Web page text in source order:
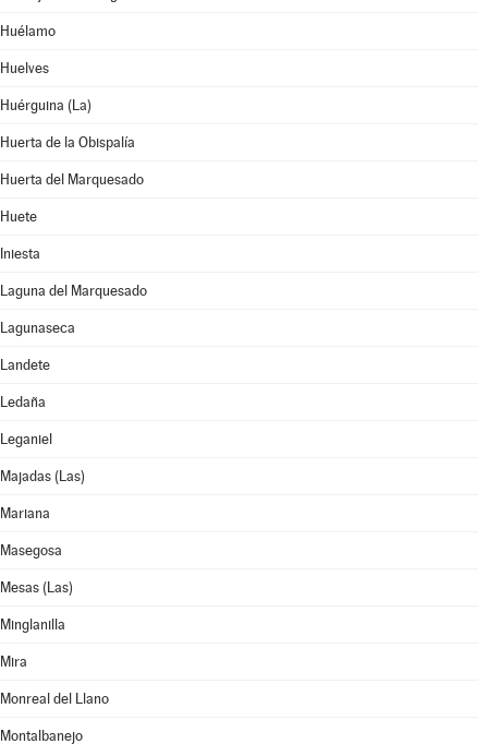
Huélamo
Huelves
Huérguina (La)
Huerta de la Obispalía
Huerta del Marquesado
Huete
Iniesta
Laguna del Marquesado
Lagunaseca
Landete
Ledaña
Leganiel
Majadas (Las)
Mariana
Masegosa
Mesas (Las)
Minglanilla
Mira
Monreal del Llano
Montalbanejo